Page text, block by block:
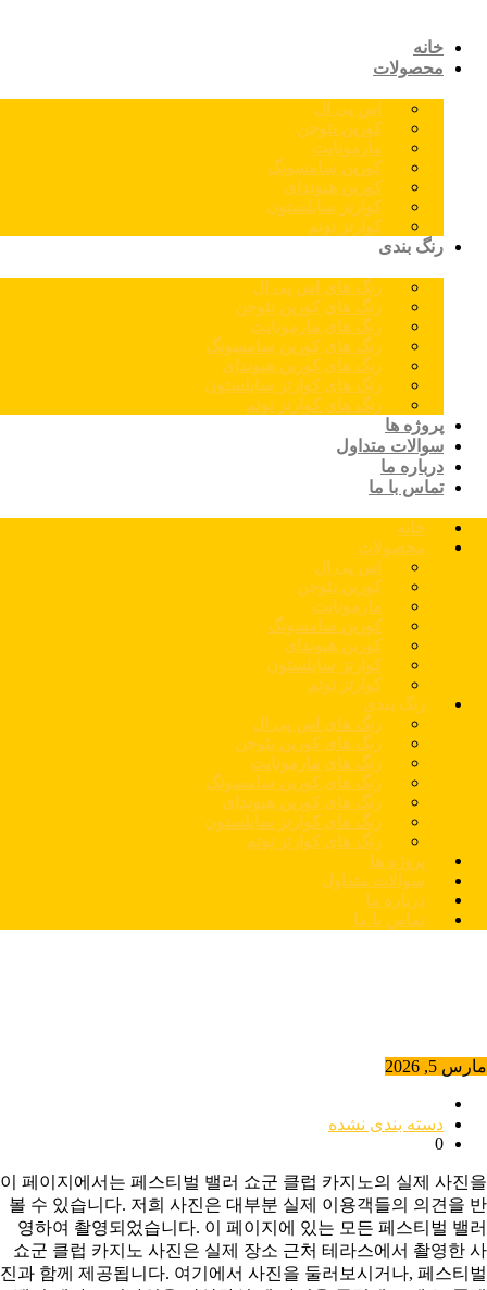
خانه
محصولات
اس پی ال
کورین نئوجن
مارمونایت
کورین سامسونگ
کورین هیوندای
کوارتز سایلستون
کوارتز توتم
رنگ بندی
رنگ های اس پی ال
رنگ های کورین نئوجن
رنگ های مارمونایت
رنگ های کورین سامسونگ
رنگ های کورین هیوندای
رنگ های کوارتز سایلستون
رنگ های کوارتز توتم
پروژه ها
سوالات متداول
درباره ما
تماس با ما
خانه
محصولات
اس پی ال
کورین نئوجن
مارمونایت
کورین سامسونگ
کورین هیوندای
کوارتز سایلستون
کوارتز توتم
رنگ بندی
رنگ های اس پی ال
رنگ های کورین نئوجن
رنگ های مارمونایت
رنگ های کورین سامسونگ
رنگ های کورین هیوندای
رنگ های کوارتز سایلستون
رنگ های کوارتز توتم
پروژه ها
سوالات متداول
درباره ما
تماس با ما
مارس 5, 2026
دسته بندی نشده
0
이 페이지에서는 페스티벌 밸러 쇼군 클럽 카지노의 실제 사진을
볼 수 있습니다. 저희 사진은 대부분 실제 이용객들의 의견을 반
영하여 촬영되었습니다. 이 페이지에 있는 모든 페스티벌 밸러
쇼군 클럽 카지노 사진은 실제 장소 근처 테라스에서 촬영한 사
진과 함께 제공됩니다. 여기에서 사진을 둘러보시거나, 페스티벌